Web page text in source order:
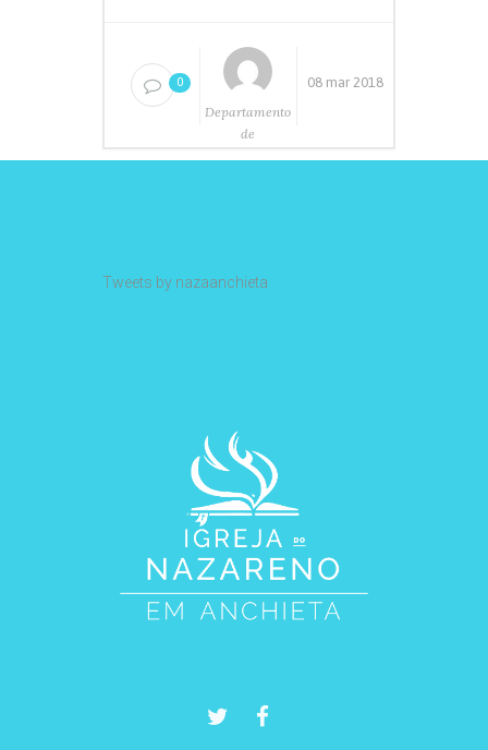
0
Departamento
de
08 mar 2018
Tweets by nazaanchieta